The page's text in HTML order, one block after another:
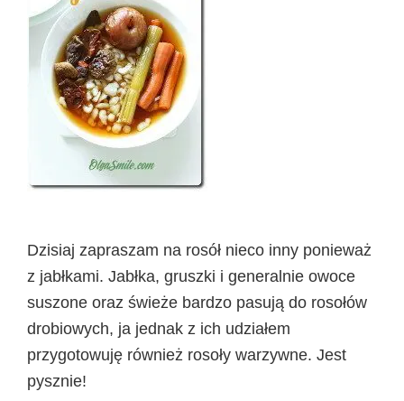
Dzisiaj zapraszam na rosół nieco inny ponieważ
z jabłkami. Jabłka, gruszki i generalnie owoce
suszone oraz świeże bardzo pasują do rosołów
drobiowych, ja jednak z ich udziałem
przygotowuję również rosoły warzywne. Jest
pysznie!